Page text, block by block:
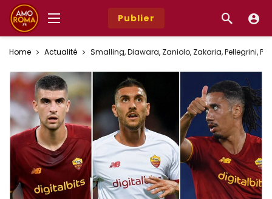
Publier
Home Actualité Smalling, Diawara, Zaniolo, Zakaria, Pellegrini,